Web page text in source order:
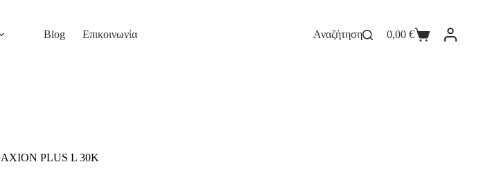
Blog Επικοινωνία Αναζήτηση 0,00 €
AXION PLUS L 30K